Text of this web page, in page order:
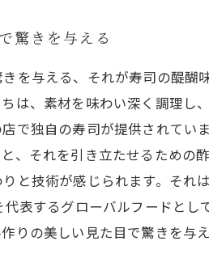
驚きを与える
を与える、それが寿司の醍
は、素材を味わい深く調理
で独自の寿司が提供されて
、それを引き立たせるための
と技術が感じられます。そ
表するグローバルフードと
りの美しい見た目で驚きを与